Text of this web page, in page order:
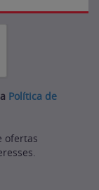
Política de
ofertas